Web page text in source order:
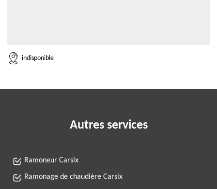
indisponible
Autres services
Ramoneur Carsix
Ramonage de chaudière Carsix